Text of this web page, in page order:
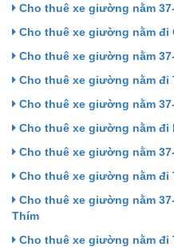
Cho thuê xe giường nằm
Cho thuê xe giường nằm đi
Cho thuê xe giường nằm
Cho thuê xe giường nằm đi
Cho thuê xe giường nằm
Cho thuê xe giường nằm đi
Cho thuê xe giường nằm
Cho thuê xe giường nằm đi
Cho thuê xe giường nằm
Thím
Cho thuê xe giường nằm đi